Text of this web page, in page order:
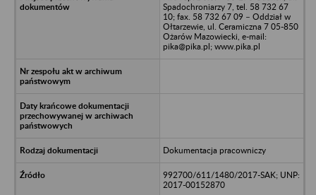
Spadochroniarzy 7, tel. 58 732 67
10; fax. 58 732 67 09 – Oddział w
Ołtarzewie, ul. Ceramiczna 7 05-850
Ożarów Mazowiecki, e-mail:
pika@pika.pl; www.pika.pl
Dokumentacja pracowniczy
992700/611/1480/2017-SAK; UNP:
2017-00152870